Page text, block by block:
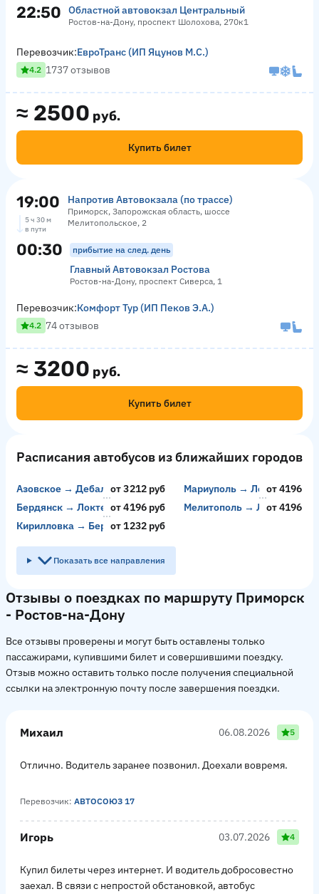
22:50 Областной автовокзал Центральный
Ростов-на-Дону, проспект Шолохова, 270к1
≈ 2500 руб.
Купить билет
Перевозчик:ЕвроТранс (ИП Яцунов М.С.)
4.2 1737 отзывов
19:00 Напротив Автовокзала (по трассе)
Приморск, Запорожская область, шоссе
Мелитопольское, 2
5 ч 30 м
в пути
00:30 прибытие на след. день
Главный Автовокзал Ростова
Ростов-на-Дону, проспект Сиверса, 1
≈ 3200 руб.
Купить билет
Перевозчик:Комфорт Тур (ИП Пеков Э.А.)
4.2 74 отзывов
Расписания автобусов из ближайших городов
Азовское → Дебальцевоот 3212 руб Мариуполь → Локтевот 4196
Бердянск → Локтевот 4196 руб Мелитополь → Локтев
от 4196
Кирилловка → Бердянскот 1232 руб
Показать все направления
Отзывы о поездках по маршруту Приморск
- Ростов-на-Дону
Все отзывы проверены и могут быть оставлены только
пассажирами, купившими билет и совершившими поездку.
Отзыв можно оставить только после получения специальной
ссылки на электронную почту после завершения поездки.
Михаил 06.08.2026 5
Отлично. Водитель заранее позвонил. Доехали вовремя.
Перевозчик: АВТОСОЮЗ 17
Игорь 03.07.2026 4
Купил билеты через интернет. И водитель добросовестно
заехал. В связи с непростой обстановкой, автобус